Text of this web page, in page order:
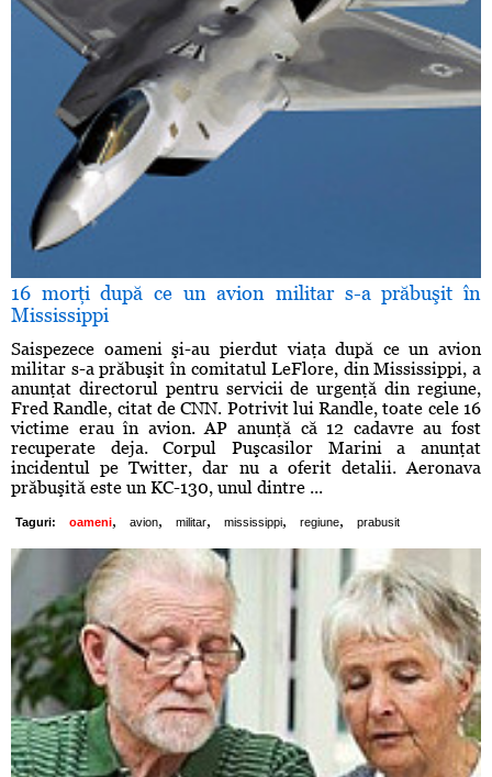
16 morţi după ce un avion militar s-a prăbuşit în
Mississippi
Saispezece oameni şi-au pierdut viaţa după ce un avion
militar s-a prăbuşit în comitatul LeFlore, din Mississippi, a
anunţat directorul pentru servicii de urgenţă din regiune,
Fred Randle, citat de CNN. Potrivit lui Randle, toate cele 16
victime erau în avion. AP anunţă că 12 cadavre au fost
recuperate deja. Corpul Puşcasilor Marini a anunţat
incidentul pe Twitter, dar nu a oferit detalii. Aeronava
prăbuşită este un KC-130, unul dintre ...
Taguri: oameni, avion, militar, mississippi, regiune, prabusit